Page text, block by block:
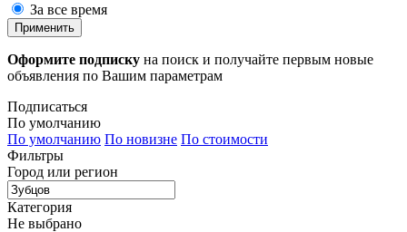
За все время
Применить
Оформите подписку на поиск и получайте первым новые
объявления по Вашим параметрам
Подписаться
По умолчанию
По умолчанию По новизне По стоимости
Фильтры
Город или регион
Категория
Не выбрано